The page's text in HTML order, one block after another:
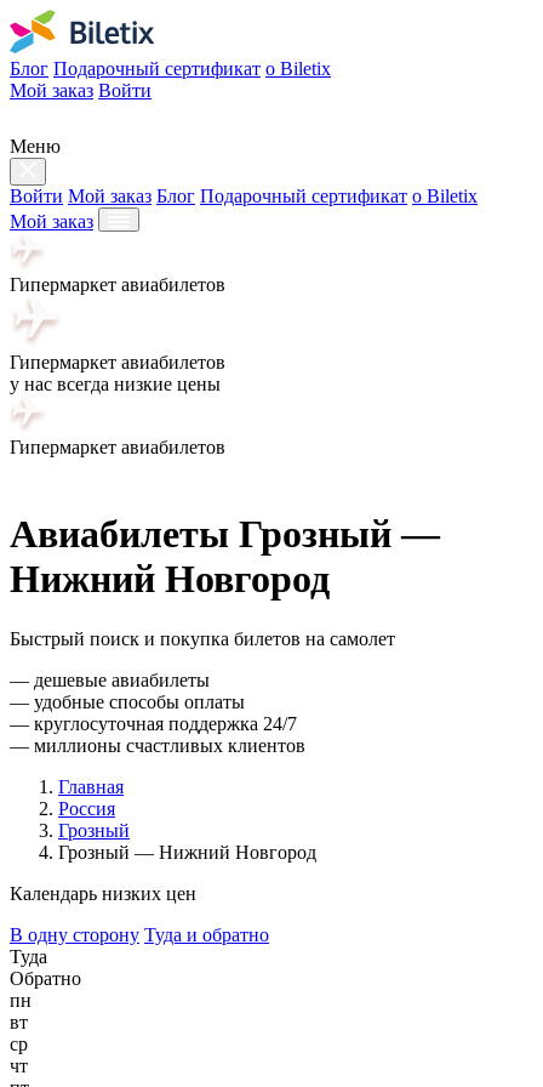
Блог Подарочный сертификат о Biletix
Мой заказ Войти
Меню
Войти Мой заказ Блог Подарочный сертификат о Biletix
Мой заказ
Гипермаркет авиабилетов
Гипермаркет авиабилетов
у нас всегда низкие цены
Гипермаркет авиабилетов
Авиабилеты Грозный —
Нижний Новгород
Быстрый поиск и покупка билетов на самолет
— дешевые авиабилеты
— удобные способы оплаты
— круглосуточная поддержка 24/7
— миллионы счастливых клиентов
Главная
Россия
Грозный
Грозный — Нижний Новгород
Календарь низких цен
В одну сторону Туда и обратно
Туда
Обратно
пн
вт
ср
чт